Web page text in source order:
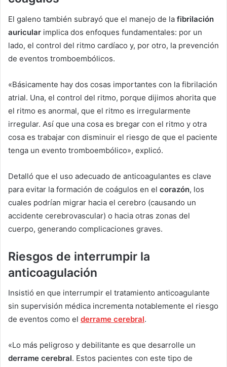
El galeno también subrayó que el manejo de la fibrilación
auricular implica dos enfoques fundamentales: por un
lado, el control del ritmo cardíaco y, por otro, la prevención
de eventos tromboembólicos.
«Básicamente hay dos cosas importantes con la fibrilación
atrial. Una, el control del ritmo, porque dijimos ahorita que
el ritmo es anormal, que el ritmo es irregularmente
irregular. Así que una cosa es bregar con el ritmo y otra
cosa es trabajar con disminuir el riesgo de que el paciente
tenga un evento tromboembólico», explicó.
Detalló que el uso adecuado de anticoagulantes es clave
para evitar la formación de coágulos en el corazón, los
cuales podrían migrar hacia el cerebro (causando un
accidente cerebrovascular) o hacia otras zonas del
cuerpo, generando complicaciones graves.
Riesgos de interrumpir la
anticoagulación
Insistió en que interrumpir el tratamiento anticoagulante
sin supervisión médica incrementa notablemente el riesgo
de eventos como el derrame cerebral.
«Lo más peligroso y debilitante es que desarrolle un
derrame cerebral. Estos pacientes con este tipo de